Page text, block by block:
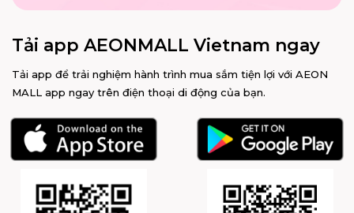
Tải app AEONMALL Vietnam ngay
Tải app để trải nghiệm hành trình mua sắm tiện lợi với AEON
MALL app ngay trên điện thoại di động của bạn.